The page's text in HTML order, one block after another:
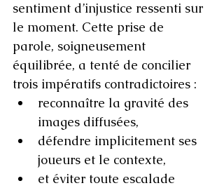
sentiment d’injustice ressenti sur
le moment. Cette prise de
parole, soigneusement
équilibrée, a tenté de concilier
trois impératifs contradictoires :
reconnaître la gravité des
images diffusées,
défendre implicitement ses
joueurs et le contexte,
et éviter toute escalade